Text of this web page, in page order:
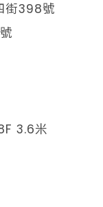
街398號
3.6米